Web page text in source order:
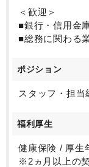
＜歓迎＞
■銀行・信用金
■総務に関わる
ポジション
スタッフ・担当
福利厚生
健康保険 / 厚生
※2ヵ月以上の